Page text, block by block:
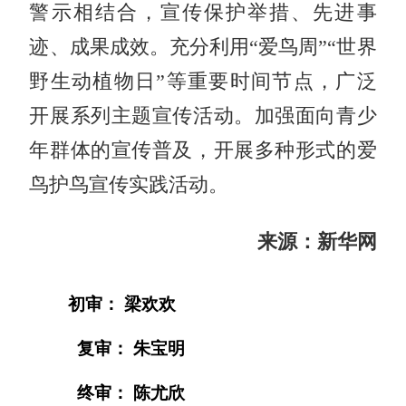
警示相结合，宣传保护举措、先进事
迹、成果成效。充分利用“爱鸟周”“世界
野生动植物日”等重要时间节点，广泛
开展系列主题宣传活动。加强面向青少
年群体的宣传普及，开展多种形式的爱
鸟护鸟宣传实践活动。
来源：新华网
初审： 梁欢欢
复审： 朱宝明
终审： 陈尤欣